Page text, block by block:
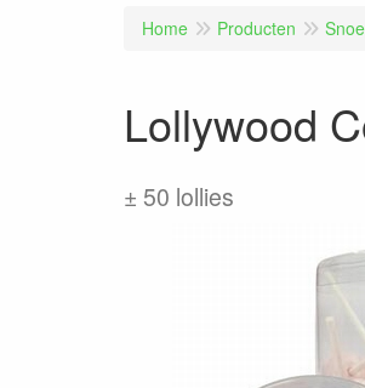
Home Producten
Lollywood
± 50 lollies